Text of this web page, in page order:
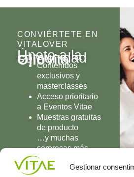
Gestionar
CONVIÉRTETE EN
VITALOVER
Únete a la
comunidad
OlioVita
Contenidos
exclusivos y
masterclasses
Acceso prioritario
a Eventos Vitae
Muestras gratuitas
de producto
…y muchas
sorpresas más
UNIRME